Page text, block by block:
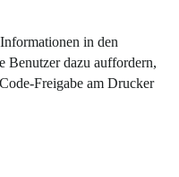
in den
Benutzer dazu auffordern,
Freigabe am Drucker